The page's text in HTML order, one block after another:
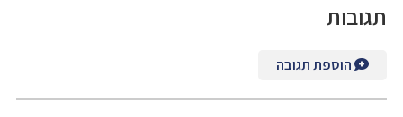
תגובות
הוספת תגובה